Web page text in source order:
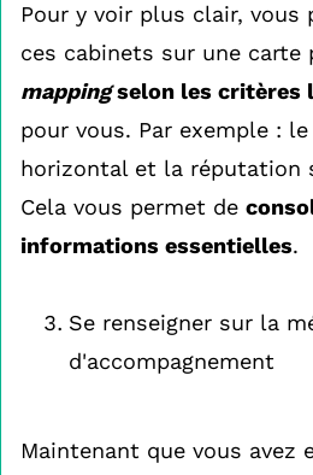
Pour y voir plus clair, vous
ces cabinets sur une carte
mappingselon les critères
pour vous. Par exemple : le
horizontal et la réputation
Cela vous permet de
informations essentielles.
Se renseigner sur la
d'accompagnement
Maintenant que vous avez